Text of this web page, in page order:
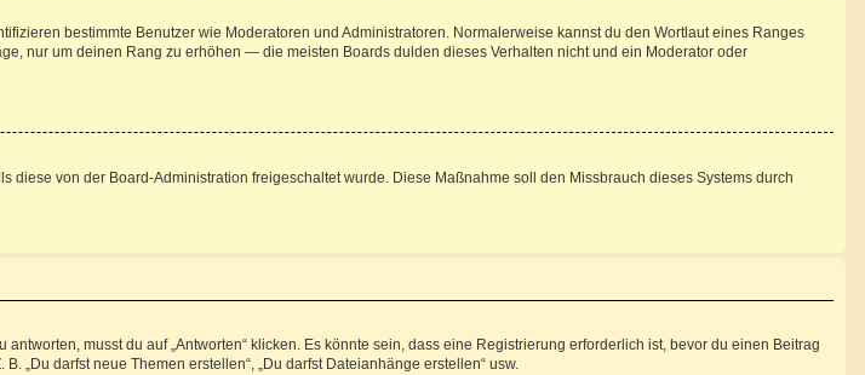
bestimmte Benutzer wie Moderatoren und Administratoren. Normalerweise kannst du den Wortlaut eines Ranges
nur um deinen Rang zu erhöhen — die meisten Boards dulden dieses Verhalten nicht und ein Moderator oder
von der Board-Administration freigeschaltet wurde. Diese Maßnahme soll den Missbrauch dieses Systems durch
musst du auf „Antworten“ klicken. Es könnte sein, dass eine Registrierung erforderlich ist, bevor du einen Beitrag
„Du darfst neue Themen erstellen“, „Du darfst Dateianhänge erstellen“ usw.